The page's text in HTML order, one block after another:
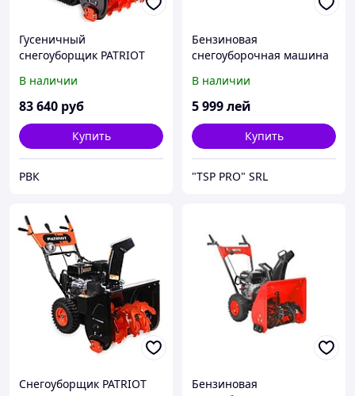
Гусеничный
снегоуборщик PATRIOT
В наличии
83 640 руб
Купить
РВК
Бензиновая
снегоуборочная машина
В наличии
5 999лей
Купить
"TSP PRO" SRL
Снегоуборщик PATRIOT
Бензиновая